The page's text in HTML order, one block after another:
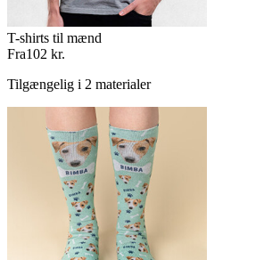
T-shirts til mænd
Fra102 kr.
Tilgængelig i 2 materialer